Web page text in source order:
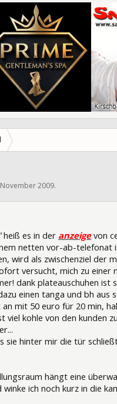
2009.
heiß es in der anzeigevon
netten vor-ab-telefonat
wird als zwischenziel der
versucht, mich zu einer
dank plateauschuhen ist
einen tanga und bh aus
mit 50 euro für 20 min,
kohle von den kunden
sie hinter mir die tür
hängt eine
ich noch kurz in die